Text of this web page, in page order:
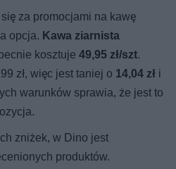
za promocjami na kawę
opcja. Kawa ziarnista
kosztuje49,95 zł/szt.
zł, więc jest taniej o 14,04 zł i
warunków sprawia, że jest to
zniżek, w Dino jest
produktów.